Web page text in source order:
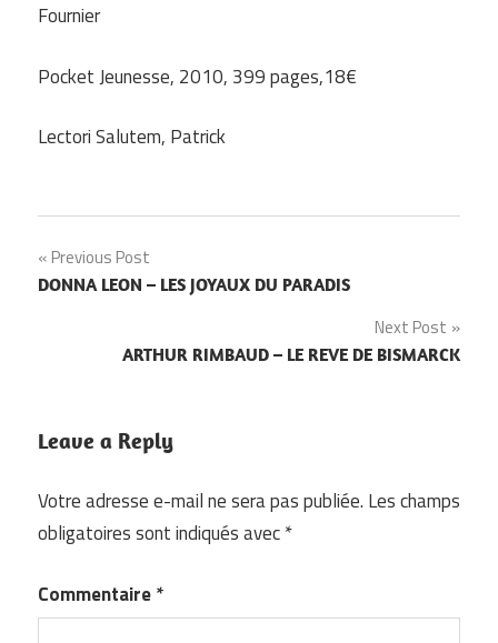
Fournier
Pocket Jeunesse, 2010, 399 pages,18€
Lectori Salutem, Patrick
Navigation
de
l’article
Previous Post
DONNA LEON – LES JOYAUX DU PARADIS
Next Post
ARTHUR RIMBAUD – LE REVE DE BISMARCK
Leave a Reply
Votre adresse e-mail ne sera pas publiée. Les champs
obligatoires sont indiqués avec*
Commentaire*